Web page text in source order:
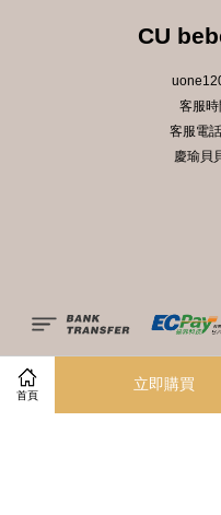
首頁
立即購買
CU
客服
客服電
慶瑜貝